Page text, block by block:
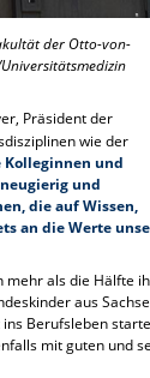
der Otto-von-
Präsident der
wie der
Kolleginnen und
und
die auf Wissen,
an die Werte
mehr als die Hälfte
aus
Berufsleben
mit guten und